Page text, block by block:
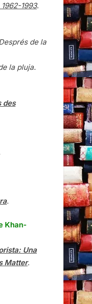
1962-1993.
de la
la pluja.
des
.
Khan-
Una
Matter.